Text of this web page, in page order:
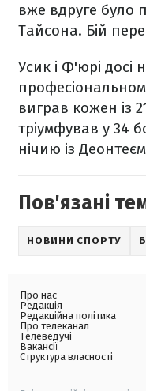
вже вдруге було
Тайсона. Бій
Усик і Ф'юрі досі
виграв кожен із
тріумфував у 34
нічию із
Пов'язані
НОВИНИ СПОРТУ
Про нас
Редакція
Редакційна політика
Про телеканал
Телеведучі
Вакансії
Структура власності